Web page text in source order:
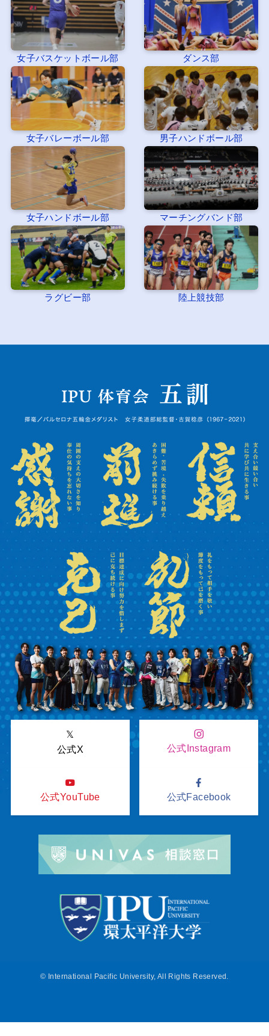
女子バスケットボール部 ダンス部
女子バレーボール部 男子ハンドボール部
女子ハンドボール部 マーチングバンド部
ラグビー部 陸上競技部
𝕏
公式X
公式Instagram
公式YouTube 公式Facebook
© International Pacific University, All Rights Reserved.